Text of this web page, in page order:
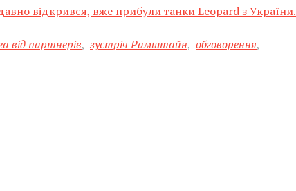
відкрився, вже прибули танки Leopard з України.
від партнерів, зустріч Рамштайн, обговорення,